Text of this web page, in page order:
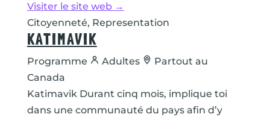
Visiter le site web →
Citoyenneté, Representation
KATIMAVIK
Programme Adultes
Partout au
Canada
Katimavik Durant cinq mois, implique toi
dans une communauté du pays afin d’y